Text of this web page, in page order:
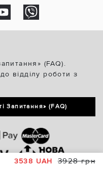
3538 UAH 3928 грн
(FAQ).
відділу роботи з
Запитання» (FAQ)